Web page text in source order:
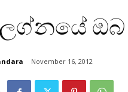
ඔබ
November 16, 2012